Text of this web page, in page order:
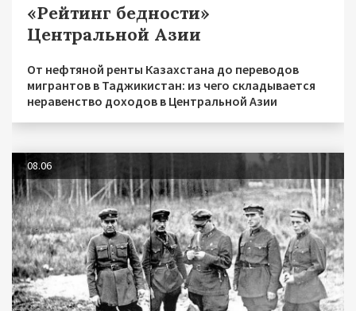
«Рейтинг бедности»
Центральной Азии
От нефтяной ренты Казахстана до переводов
мигрантов в Таджикистан: из чего складывается
неравенство доходов в Центральной Азии
08.06